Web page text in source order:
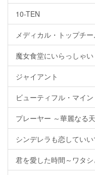
10-TEN
メディカル・トップチー
魔女食堂にいらっしゃい
ジャイアント
ビューティフル・マイ
プレーヤー ～華麗なる
シンデレラも恋していい
君を愛した時間～ワタ